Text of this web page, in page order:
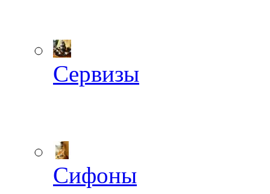
Сервизы
Сифоны